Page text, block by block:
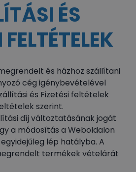
ÉS
és házhoz szállítani
cég igénybevételével
és Fizetési feltételek
szerint.
díj változtatásának jogát
a módosítás a Weboldalon
lép hatályba. A
termékek vételárát